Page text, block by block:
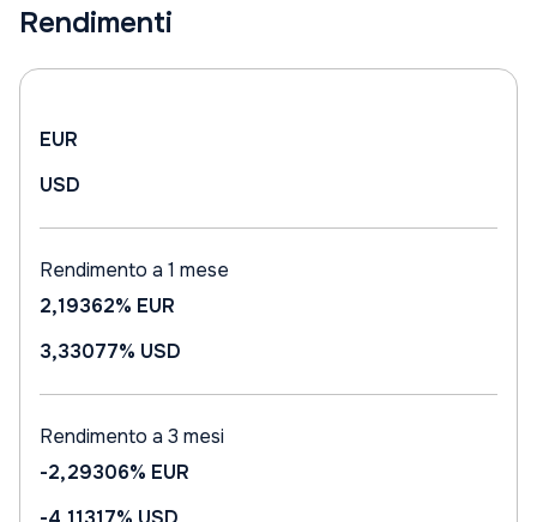
Rendimenti
EUR
USD
Rendimento a 1 mese
2,19362% EUR
3,33077% USD
Rendimento a 3 mesi
-2,29306% EUR